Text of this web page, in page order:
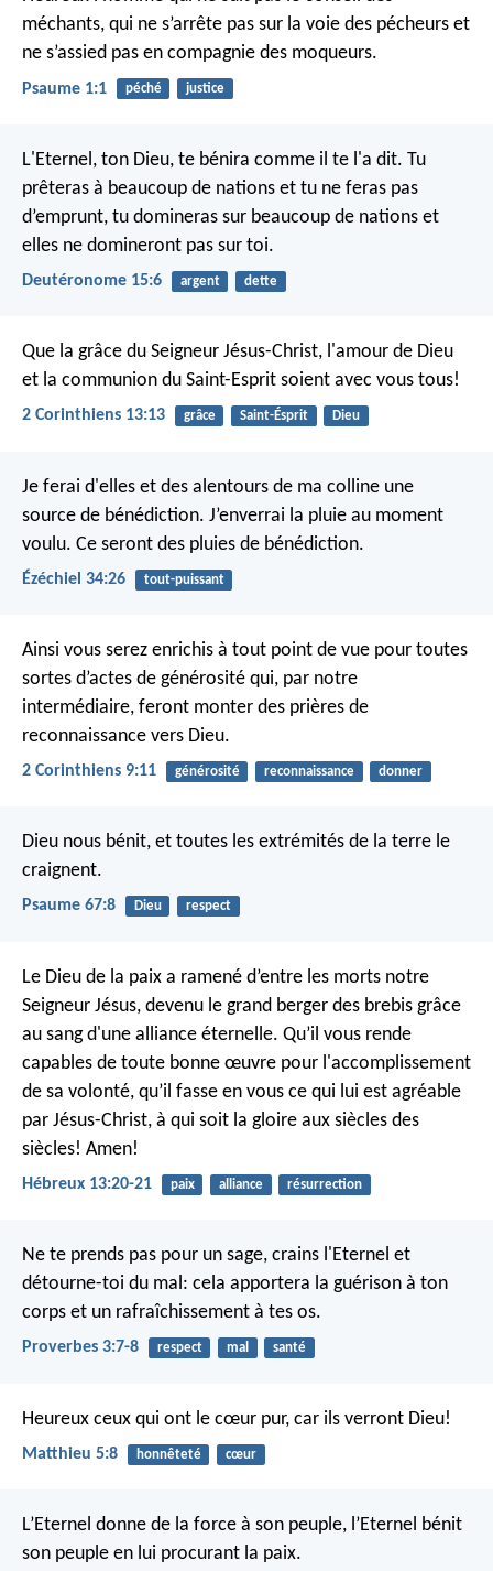
méchants, qui ne s’arrête pas sur la voie des pécheurs et
ne s’assied pas en compagnie des moqueurs.
Psaume 1:1 péché justice
L'Eternel, ton Dieu, te bénira comme il te l'a dit. Tu
prêteras à beaucoup de nations et tu ne feras pas
d’emprunt, tu domineras sur beaucoup de nations et
elles ne domineront pas sur toi.
Deutéronome 15:6 argent dette
Que la grâce du Seigneur Jésus-Christ, l'amour de Dieu
et la communion du Saint-Esprit soient avec vous tous!
2 Corinthiens 13:13 grâce Saint-Ésprit Dieu
Je ferai d'elles et des alentours de ma colline une
source de bénédiction. J’enverrai la pluie au moment
voulu. Ce seront des pluies de bénédiction.
Ézéchiel 34:26 tout-puissant
Ainsi vous serez enrichis à tout point de vue pour toutes
sortes d’actes de générosité qui, par notre
intermédiaire, feront monter des prières de
reconnaissance vers Dieu.
2 Corinthiens 9:11 générosité reconnaissance donner
Dieu nous bénit, et toutes les extrémités de la terre le
craignent.
Psaume 67:8 Dieu respect
Le Dieu de la paix a ramené d’entre les morts notre
Seigneur Jésus, devenu le grand berger des brebis grâce
au sang d'une alliance éternelle. Qu’il vous rende
capables de toute bonne œuvre pour l'accomplissement
de sa volonté, qu’il fasse en vous ce qui lui est agréable
par Jésus-Christ, à qui soit la gloire aux siècles des
siècles! Amen!
Hébreux 13:20-21 paix alliance résurrection
Ne te prends pas pour un sage, crains l'Eternel et
détourne-toi du mal: cela apportera la guérison à ton
corps et un rafraîchissement à tes os.
Proverbes 3:7-8 respect mal santé
Heureux ceux qui ont le cœur pur, car ils verront Dieu!
Matthieu 5:8 honnêteté cœur
L’Eternel donne de la force à son peuple, l’Eternel bénit
son peuple en lui procurant la paix.